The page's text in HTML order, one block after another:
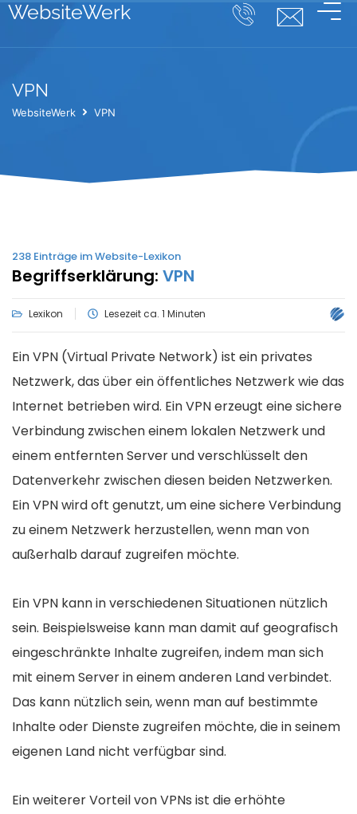
WebsiteWerk
VPN
WebsiteWerk VPN
238 Einträge im Website-Lexikon
Begriffserklärung: VPN
Lexikon Lesezeit ca. 1 Minuten
Ein VPN (Virtual Private Network) ist ein privates
Netzwerk, das über ein öffentliches Netzwerk wie das
Internet betrieben wird. Ein VPN erzeugt eine sichere
Verbindung zwischen einem lokalen Netzwerk und
einem entfernten Server und verschlüsselt den
Datenverkehr zwischen diesen beiden Netzwerken.
Ein VPN wird oft genutzt, um eine sichere Verbindung
zu einem Netzwerk herzustellen, wenn man von
außerhalb darauf zugreifen möchte.
Ein VPN kann in verschiedenen Situationen nützlich
sein. Beispielsweise kann man damit auf geografisch
eingeschränkte Inhalte zugreifen, indem man sich
mit einem Server in einem anderen Land verbindet.
Das kann nützlich sein, wenn man auf bestimmte
Inhalte oder Dienste zugreifen möchte, die in seinem
eigenen Land nicht verfügbar sind.
Ein weiterer Vorteil von VPNs ist die erhöhte